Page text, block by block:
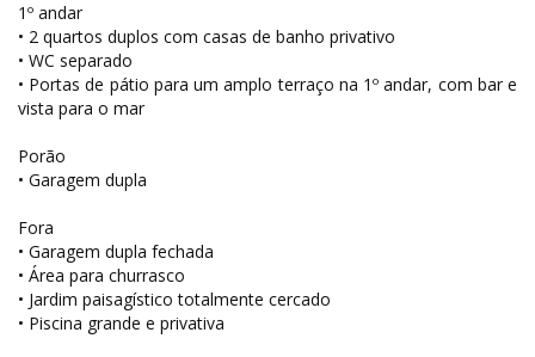
1º andar
• 2 quartos duplos com casas de banho privativo
• WC separado
• Portas de pátio para um amplo terraço na 1º andar, com bar e
vista para o mar
Porão
• Garagem dupla
Fora
• Garagem dupla fechada
• Área para churrasco
• Jardim paisagístico totalmente cercado
• Piscina grande e privativa